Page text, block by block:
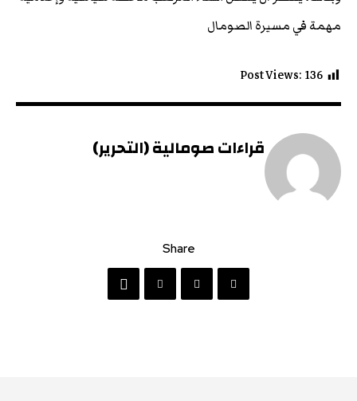
مهمة في مسيرة الصومال
Post Views: 136
قراءات صومالية (التحرير)
Share